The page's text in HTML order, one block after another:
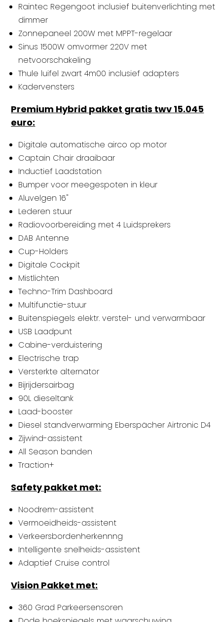
Raintec Regengoot inclusief buitenverlichting met
dimmer
Zonnepaneel 200W met MPPT-regelaar
Sinus 1500W omvormer 220V met
netvoorschakeling
Thule luifel zwart 4m00 inclusief adapters
Kadervensters
Premium Hybrid pakket gratis twv 15.045
euro:
Digitale automatische airco op motor
Captain Chair draaibaar
Inductief Laadstation
Bumper voor meegespoten in kleur
Aluvelgen 16"
Lederen stuur
Radiovoorbereiding met 4 Luidsprekers
DAB Antenne
Cup-Holders
Digitale Cockpit
Mistlichten
Techno-Trim Dashboard
Multifunctie-stuur
Buitenspiegels elektr. verstel- und verwarmbaar
USB Laadpunt
Cabine-verduistering
Electrische trap
Versterkte alternator
Bijrijdersairbag
90L dieseltank
Laad-booster
Diesel standverwarming Eberspächer Airtronic D4
Zijwind-assistent
All Season banden
Traction+
Safety pakket met:
Noodrem-assistent
Vermoeidheids-assistent
Verkeersbordenherkennng
Intelligente snelheids-assistent
Adaptief Cruise control
Vision Pakket met:
360 Grad Parkeersensoren